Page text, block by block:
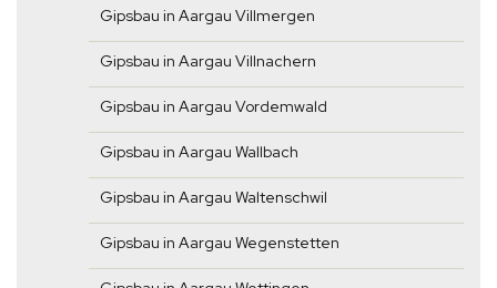
Gipsbau in Aargau Villmergen
Gipsbau in Aargau Villnachern
Gipsbau in Aargau Vordemwald
Gipsbau in Aargau Wallbach
Gipsbau in Aargau Waltenschwil
Gipsbau in Aargau Wegenstetten